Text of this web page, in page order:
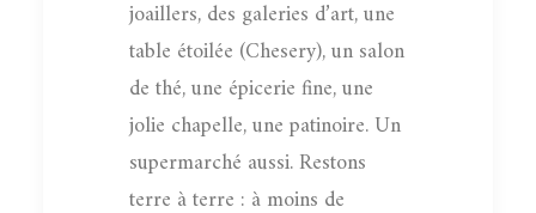
joaillers, des galeries d’art, une
table étoilée (Chesery), un salon
de thé, une épicerie fine, une
jolie chapelle, une patinoire. Un
supermarché aussi. Restons
terre à terre : à moins de